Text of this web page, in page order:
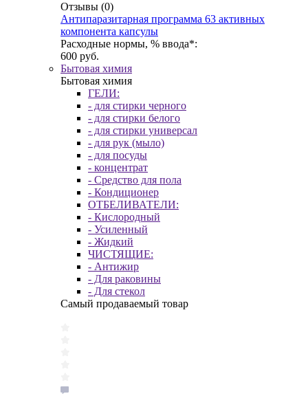
Отзывы (0)
Антипаразитарная программа 63 активных
компонента капсулы
Расходные нормы, % ввода*:
600 руб.
Бытовая химия
Бытовая химия
ГЕЛИ:
- для стирки черного
- для стирки белого
- для стирки универсал
- для рук (мыло)
- для посуды
- концентрат
- Средство для пола
- Кондиционер
ОТБЕЛИВАТЕЛИ:
- Кислородный
- Усиленный
- Жидкий
ЧИСТЯЩИЕ:
- Антижир
- Для раковины
- Для стекол
Самый продаваемый товар